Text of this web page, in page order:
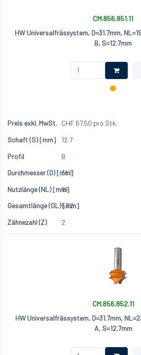
CM.856.851.11
HW Universalfrässystem, D=31.7mm,
B, S=12.7mm
CHF 67.50 pro Stk.
12.7
B
31.7
19
57.2
2
CM.856.852.11
HW Universalfrässystem, D=31.7mm,
A, S=12.7mm